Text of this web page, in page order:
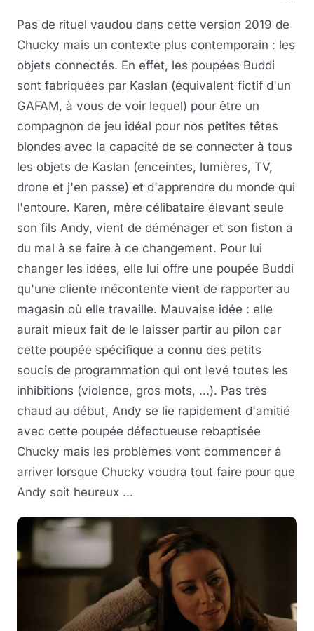
Pas de rituel vaudou dans cette version 2019 de
Chucky mais un contexte plus contemporain : les
objets connectés. En effet, les poupées Buddi
sont fabriquées par Kaslan (équivalent fictif d'un
GAFAM, à vous de voir lequel) pour être un
compagnon de jeu idéal pour nos petites têtes
blondes avec la capacité de se connecter à tous
les objets de Kaslan (enceintes, lumières, TV,
drone et j'en passe) et d'apprendre du monde qui
l'entoure. Karen, mère célibataire élevant seule
son fils Andy, vient de déménager et son fiston a
du mal à se faire à ce changement. Pour lui
changer les idées, elle lui offre une poupée Buddi
qu'une cliente mécontente vient de rapporter au
magasin où elle travaille. Mauvaise idée : elle
aurait mieux fait de le laisser partir au pilon car
cette poupée spécifique a connu des petits
soucis de programmation qui ont levé toutes les
inhibitions (violence, gros mots, ...). Pas très
chaud au début, Andy se lie rapidement d'amitié
avec cette poupée défectueuse rebaptisée
Chucky mais les problèmes vont commencer à
arriver lorsque Chucky voudra tout faire pour que
Andy soit heureux ...